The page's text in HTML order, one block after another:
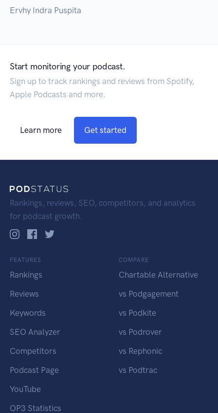
Ervhy Indra Puspita
Start monitoring your podcast.
Sign up to track rankings and reviews from Spotify,
Apple Podcasts and more.
Learn more Get started
Rankings, reviews, SEO, competitors, and analytics
for podcast growth.
FEATURES
Rankings
Reviews
Keywords
SEO Analyzer
Competitors
Podcast Page
YouTube
OP3 Statistics
COMPARE
Chartable Alternative
vs Podgagement
vs Podkite
vs Podrover
vs Rephonic
vs Podtrac